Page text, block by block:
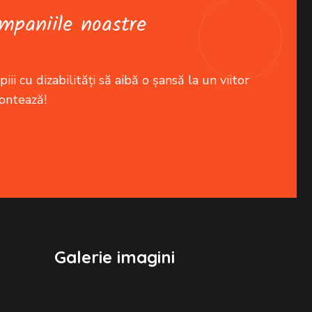
noastre
cu dizabilități să aibă o șansă la un viitor
Galerie imagini